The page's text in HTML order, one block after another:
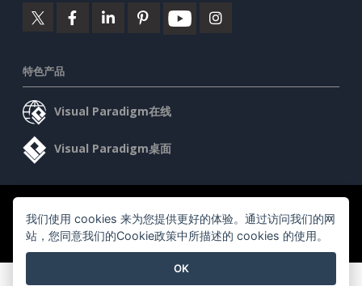
特色产品
Visual Paradigm在线
Visual Paradigm桌面
©2026 by Visual Paradigm. 版权所有。 服务条款
AI Policy
隐私政策
Content Guidelines
安全概述
我们使用 cookies 来为您提供更好的体验。通过访问我们的网
站，您同意我们的Cookie政策中所描述的 cookies 的使用。
OK